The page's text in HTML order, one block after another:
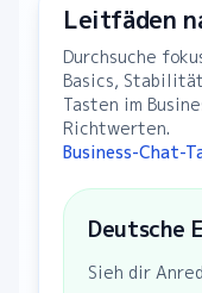
Leitfäden
Durchsuche
Basics,
Tasten im
Richtwerten.
Business-Chat-
Deutsche
Sieh dir